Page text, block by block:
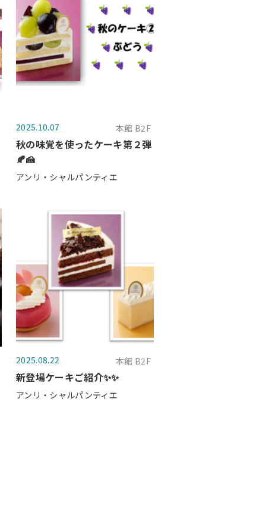
2025.10.07 本館 B2F
秋の味覚を使ったケーキ第２弾
🍂🍰
アンリ・シャルパンティエ
2025.08.22 本館 B2F
新登場ケーキご紹介✨✨
アンリ・シャルパンティエ